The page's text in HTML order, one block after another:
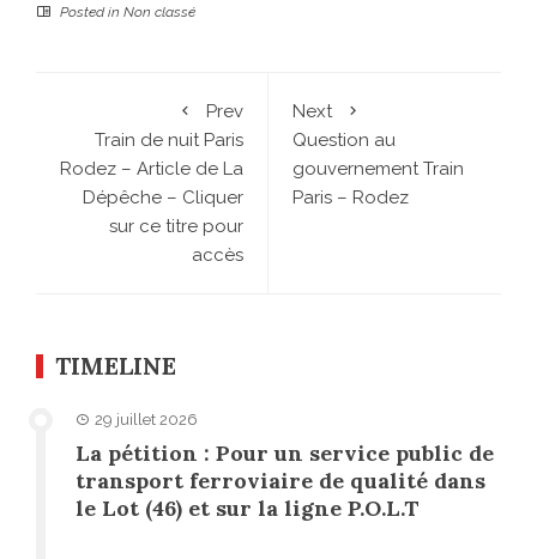
Posted in Non classé
Prev
Train de nuit Paris
Rodez – Article de La
Dépêche – Cliquer
sur ce titre pour
accès
Next
Question au
gouvernement Train
Paris – Rodez
TIMELINE
29 juillet 2026
La pétition : Pour un service public de
transport ferroviaire de qualité dans
le Lot (46) et sur la ligne P.O.L.T